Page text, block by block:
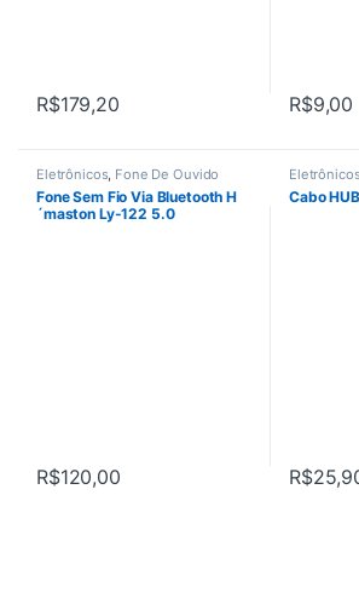
R$179,20 R$9,00
Este
Eletrônicos, Fone De Ouvido
Fone Sem Fio Via Bluetooth H
´maston Ly-122 5.0
R$120,00
Cabo
R$